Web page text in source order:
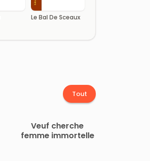
Le Bal De Sceaux
Tout
Veuf cherche
femme immortelle